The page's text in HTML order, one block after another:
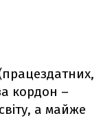
кордон –
а майже